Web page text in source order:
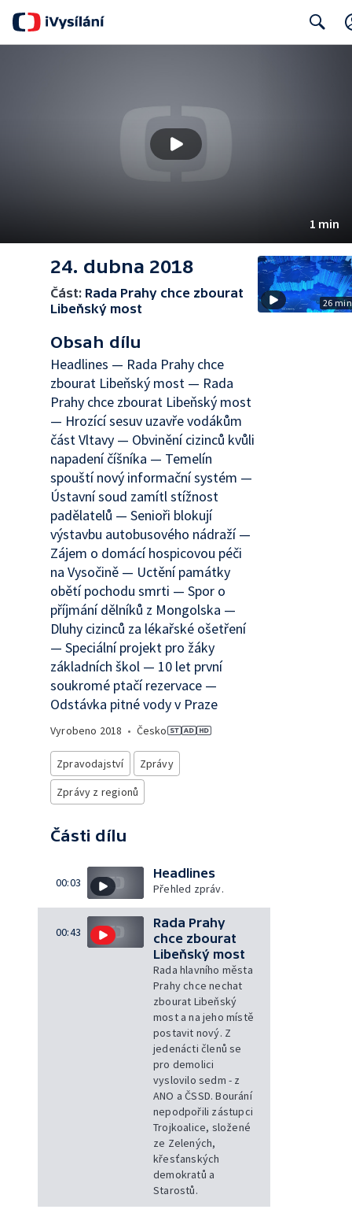
1 min
24. dubna 2018
Část: Rada Prahy chce zbourat
Libeňský most
Obsah dílu
Headlines — Rada Prahy chce
zbourat Libeňský most — Rada
Prahy chce zbourat Libeňský most
— Hrozící sesuv uzavře vodákům
část Vltavy — Obvinění cizinců kvůli
napadení číšníka — Temelín
spouští nový informační systém —
Ústavní soud zamítl stížnost
padělatelů — Senioři blokují
výstavbu autobusového nádraží —
Zájem o domácí hospicovou péči
na Vysočině — Uctění památky
obětí pochodu smrti — Spor o
příjmání dělníků z Mongolska —
Dluhy cizinců za lékařské ošetření
— Speciální projekt pro žáky
základních škol — 10 let první
soukromé ptačí rezervace —
Odstávka pitné vody v Praze
Vyrobeno 2018 • Česko
Zpravodajství
Zprávy
Zprávy z regionů
Části dílu
00:03
Headlines
Přehled zpráv.
00:43
Rada Prahy
chce zbourat
Libeňský most
Rada hlavního města
Prahy chce nechat
zbourat Libeňský
most a na jeho místě
postavit nový. Z
jedenácti členů se
pro demolici
vyslovilo sedm - z
ANO a ČSSD. Bourání
nepodpořili zástupci
Trojkoalice, složené
ze Zelených,
křesťanských
demokratů a
Starostů.
26 min